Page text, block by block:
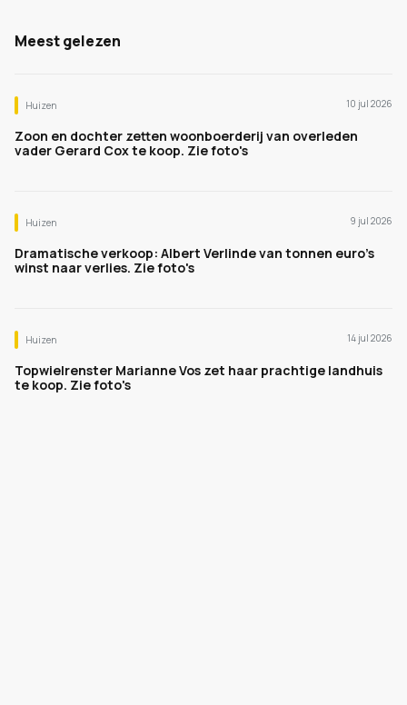
Meest gelezen
Huizen 10 jul 2026
Zoon en dochter zetten woonboerderij van overleden
vader Gerard Cox te koop. Zie foto's
Huizen 9 jul 2026
Dramatische verkoop: Albert Verlinde van tonnen euro's
winst naar verlies. Zie foto's
Huizen 14 jul 2026
Topwielrenster Marianne Vos zet haar prachtige landhuis
te koop. Zie foto's